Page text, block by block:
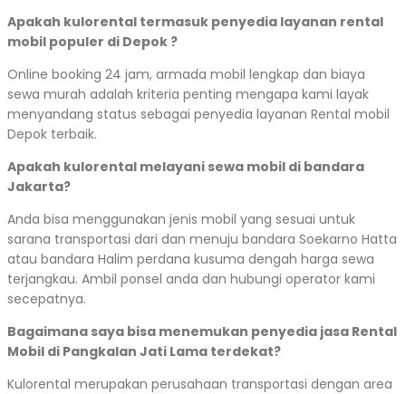
Apakah kulorental termasuk penyedia layanan rental
mobil populer di Depok ?
Online booking 24 jam, armada mobil lengkap dan biaya
sewa murah adalah kriteria penting mengapa kami layak
menyandang status sebagai penyedia layanan Rental mobil
Depok terbaik.
Apakah kulorental melayani sewa mobil di bandara
Jakarta?
Anda bisa menggunakan jenis mobil yang sesuai untuk
sarana transportasi dari dan menuju bandara Soekarno Hatta
atau bandara Halim perdana kusuma dengah harga sewa
terjangkau. Ambil ponsel anda dan hubungi operator kami
secepatnya.
Bagaimana saya bisa menemukan penyedia jasa Rental
Mobil di Pangkalan Jati Lama terdekat?
Kulorental merupakan perusahaan transportasi dengan area